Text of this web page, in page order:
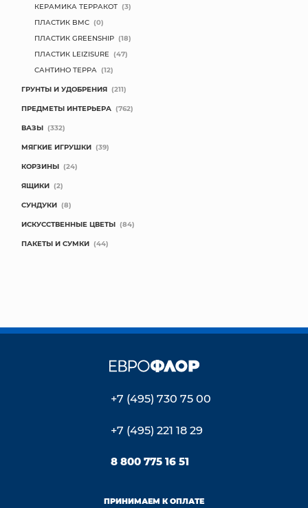
КЕРАМИКА ТЕРРАКОТ (3)
ПЛАСТИК BMC (0)
ПЛАСТИК GREENSHIP (18)
ПЛАСТИК LEIZISURE (47)
САНТИНО ТЕРРА (12)
ГРУНТЫ И УДОБРЕНИЯ (211)
ПРЕДМЕТЫ ИНТЕРЬЕРА (762)
ВАЗЫ (332)
МЯГКИЕ ИГРУШКИ (39)
КОРЗИНЫ (24)
ЯЩИКИ (2)
СУНДУКИ (8)
ИСКУССТВЕННЫЕ ЦВЕТЫ (84)
ПАКЕТЫ И СУМКИ (44)
+7 (495) 730 75 00
+7 (495) 221 18 29
8 800 775 16 51
ПРИНИМАЕМ К ОПЛАТЕ